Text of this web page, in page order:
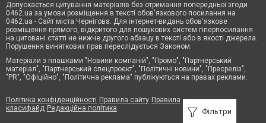
Фільтри
Допускається цитування матеріалів без отримання попередньої згоди
0462.ua за умови розміщення в тексті обов'язкового посилання на
0462.ua - Сайт міста Чернігова. Для інтернет-видань обов'язкове
розміщення прямого, відкритого для пошукових систем гіперпосилання
на цитовані статті не нижче другого абзацу в тексті або в якості джерела.
Порушення виняткових прав переслідується Законом.
Матеріали з плашками "Новини компаній", "Промо", "Партнерський
матеріал", "Партнерський спецпроєкт", "Політичні новини", "Пресреліз",
"PR", "Офіційно", "Політична реклама" публікуються на правах реклами.
Політика конфіденційності Правила сайту Правила
класифайд Редакційна політика